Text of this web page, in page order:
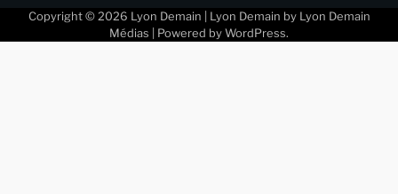
Copyright © 2026 Lyon Demain | Lyon Demain by Lyon Demain
Médias | Powered by WordPress.